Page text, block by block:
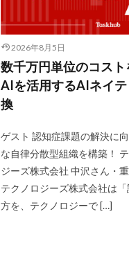
2026年8月5日
数千万円単位のコス
AIを活用するAIネイ
換
ゲスト 認知症課題の解決に
な自律分散型組織を構築！
ジーズ株式会社 中沢さん・
テクノロジーズ株式会社は
方を、テクノロジーで […]